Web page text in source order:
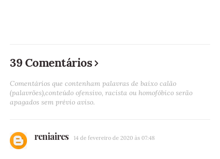
39 Comentários
Comentários que contenham palavras de baixo calão
(palavrões),conteúdo ofensivo, racista ou homofóbico serão
apagados sem prévio aviso.
reniaires 14 de fevereiro de 2020 às 07:48